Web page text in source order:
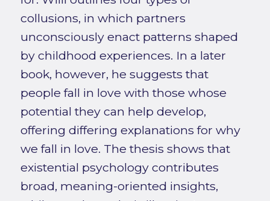
collusions, in which partners
unconsciously enact patterns shaped
by childhood experiences. In a later
book, however, he suggests that
people fall in love with those whose
potential they can help develop,
offering differing explanations for why
we fall in love. The thesis shows that
existential psychology contributes
broad, meaning-oriented insights,